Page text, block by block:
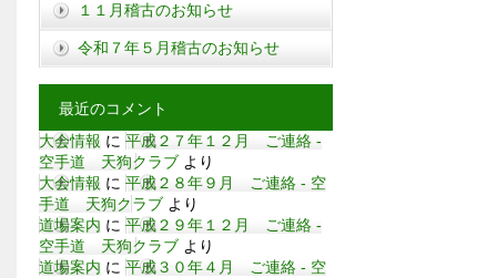
１１月稽古のお知らせ
令和７年５月稽古のお知らせ
最近のコメント
大会情報 に 平成２７年１２月 ご連絡 -
空手道 天狗クラブ より
大会情報 に 平成２８年９月 ご連絡 - 空
手道 天狗クラブ より
道場案内 に 平成２９年１２月 ご連絡 -
空手道 天狗クラブ より
道場案内 に 平成３０年４月 ご連絡 - 空